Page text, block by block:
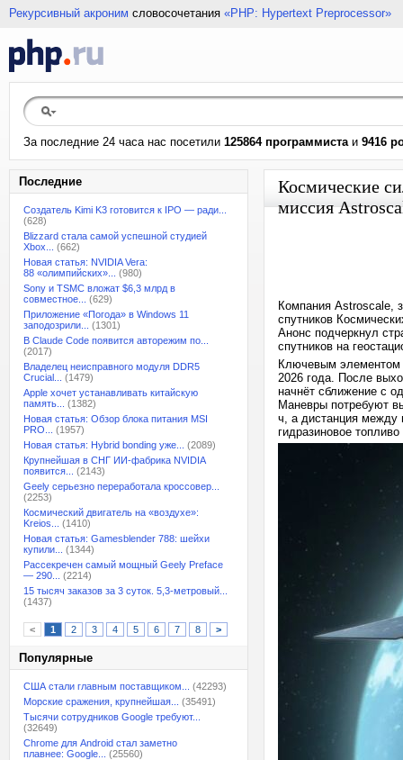
Рекурсивный акроним словосочетания «PHP: Hypertext Preprocessor»
За последние 24 часа нас посетили 125864 программистаи 9416
Последние
Создатель Kimi K3 готовится к IPO — ради...
(628)
Blizzard стала самой успешной студией
Xbox...
(662)
Новая статья: NVIDIA Vera:
88 «олимпийских»...
(980)
Sony и TSMC вложат $6,3 млрд в
совместное...
(629)
Приложение «Погода» в Windows 11
заподозрили...
(1301)
В Claude Code появится авторежим по...
(2017)
Владелец неисправного модуля DDR5
Crucial...
(1479)
Apple хочет устанавливать китайскую
память...
(1382)
Новая статья: Обзор блока питания MSI
PRO...
(1957)
Новая статья: Hybrid bonding уже...
(2089)
Крупнейшая в СНГ ИИ-фабрика NVIDIA
появится...
(2143)
Geely серьезно переработала кроссовер...
(2253)
Космический двигатель на «воздухе»:
Kreios...
(1410)
Новая статья: Gamesblender 788: шейхи
купили...
(1344)
Рассекречен самый мощный Geely Preface
— 290...
(2214)
15 тысяч заказов за 3 суток. 5,3-метровый...
(1437)
< 1 2 3 4 5 6 7 8 >
Популярные
США стали главным поставщиком...
(42293)
Морские сражения, крупнейшая...
(35491)
Тысячи сотрудников Google требуют...
(32649)
Chrome для Android стал заметно
плавнее: Google...
(25560)
Космические
миссия
Компания Astroscale,
спутников
Анонс подчеркнул
спутников на
Ключевым элементом
2026 года. После
начнёт сближение с
Маневры потребуют
ч, а дистанция между
гидразиновое